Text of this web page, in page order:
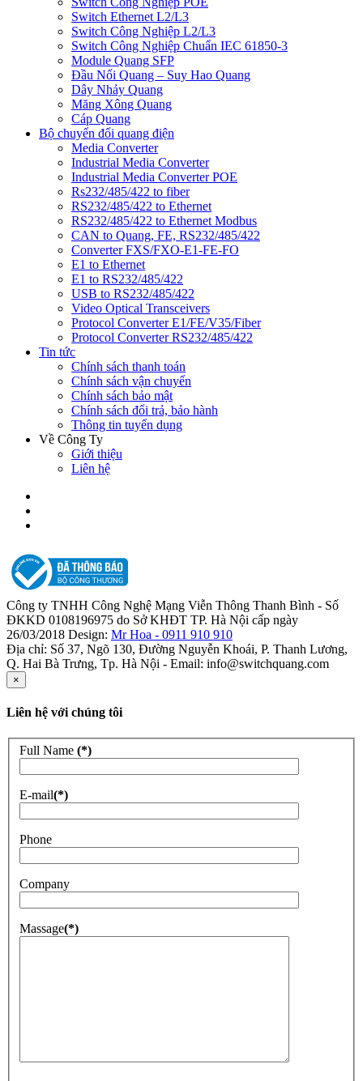
Switch Ethernet L2/L3
Switch Công Nghiệp L2/L3
Switch Công Nghiệp Chuẩn IEC 61850-3
Module Quang SFP
Đầu Nối Quang – Suy Hao Quang
Dây Nhảy Quang
Măng Xông Quang
Cáp Quang
Bộ chuyển đổi quang điện
Media Converter
Industrial Media Converter
Industrial Media Converter POE
Rs232/485/422 to fiber
RS232/485/422 to Ethernet
RS232/485/422 to Ethernet Modbus
CAN to Quang, FE, RS232/485/422
Converter FXS/FXO-E1-FE-FO
E1 to Ethernet
E1 to RS232/485/422
USB to RS232/485/422
Video Optical Transceivers
Protocol Converter E1/FE/V35/Fiber
Protocol Converter RS232/485/422
Tin tức
Chính sách thanh toán
Chính sách vận chuyển
Chính sách bảo mật
Chính sách đổi trả, bảo hành
Thông tin tuyển dụng
Về Công Ty
Giới thiệu
Liên hệ
Công ty TNHH Công Nghệ Mạng Viễn Thông Thanh Bình - Số
ĐKKD 0108196975 do Sở KHĐT TP. Hà Nội cấp ngày
26/03/2018 Design: Mr Hoa - 0911 910 910
Địa chỉ: Số 37, Ngõ 130, Đường Nguyễn Khoái, P. Thanh Lương,
Q. Hai Bà Trưng, Tp. Hà Nội - Email: info@switchquang.com
×
Liên hệ với chúng tôi
Full Name (*)
E-mail(*)
Phone
Company
Massage(*)